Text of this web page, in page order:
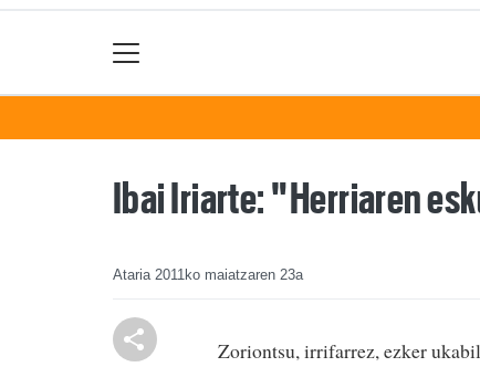
Ibai Iriarte: "Herriaren
Ataria 2011ko maiatzaren 23a
Zoriontsu, irrifarrez, ezker